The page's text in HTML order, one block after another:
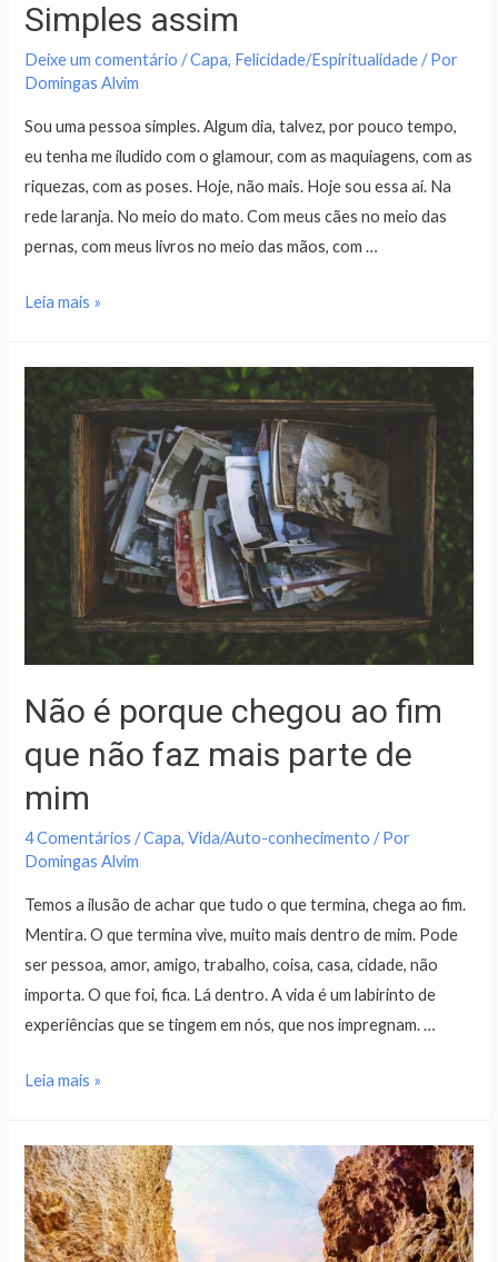
Simples assim
Deixe um comentário /Capa, Felicidade/Espiritualidade/ Por
Domingas Alvim
Sou uma pessoa simples. Algum dia, talvez, por pouco tempo,
eu tenha me iludido com o glamour, com as maquiagens, com as
riquezas, com as poses. Hoje, não mais. Hoje sou essa aí. Na
rede laranja. No meio do mato. Com meus cães no meio das
pernas, com meus livros no meio das mãos, com …
Leia mais »
Não é porque chegou ao fim
que não faz mais parte de
mim
4 Comentários /Capa,Vida/Auto-conhecimento / Por
Domingas Alvim
Temos a ilusão de achar que tudo o que termina, chega ao fim.
Mentira. O que termina vive, muito mais dentro de mim. Pode
ser pessoa, amor, amigo, trabalho, coisa, casa, cidade, não
importa. O que foi, fica. Lá dentro. A vida é um labirinto de
experiências que se tingem em nós, que nos impregnam. …
Leia mais »